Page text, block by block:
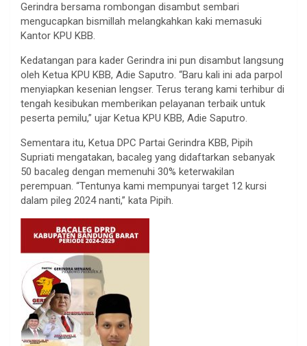
Gerindra bersama rombongan disambut sembari
mengucapkan bismillah melangkahkan kaki memasuki
Kantor KPU KBB.
Kedatangan para kader Gerindra ini pun disambut langsung
oleh Ketua KPU KBB, Adie Saputro. “Baru kali ini ada parpol
menyiapkan kesenian lengser. Terus terang kami terhibur di
tengah kesibukan memberikan pelayanan terbaik untuk
peserta pemilu,” ujar Ketua KPU KBB, Adie Saputro.
Sementara itu, Ketua DPC Partai Gerindra KBB, Pipih
Supriati mengatakan, bacaleg yang didaftarkan sebanyak
50 bacaleg dengan memenuhi 30% keterwakilan
perempuan. “Tentunya kami mempunyai target 12 kursi
dalam pileg 2024 nanti,” kata Pipih.